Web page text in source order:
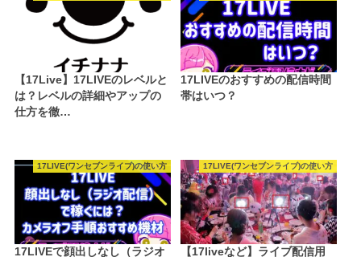
【17Live】17LIVEのレベルと
は？レベルの詳細やアップの
仕方を徹…
17LIVEのおすすめの配信時間
帯はいつ？
17LIVE(ワンセブンライブ)の使い方
17LIVEで顔出しなし（ラジオ
17LIVE(ワンセブンライブ)の使い方
【17liveなど】ライブ配信用